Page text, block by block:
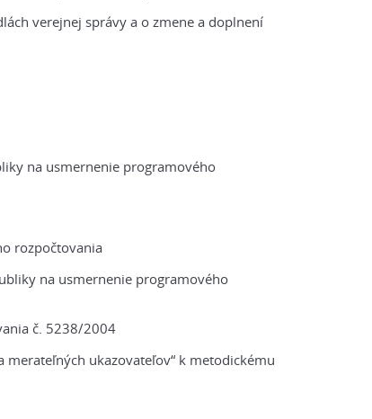
verejnej správy a o zmene a doplnení
na usmernenie programového
rozpočtovania
na usmernenie programového
č. 5238/2004
ukazovateľov“ k metodickému